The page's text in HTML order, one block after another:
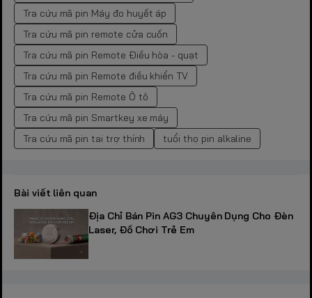
Tra cứu mã pin Máy đo huyết áp
Tra cứu mã pin remote cửa cuốn
Tra cứu mã pin Remote Điều hòa - quạt
Tra cứu mã pin Remote điều khiển TV
Tra cứu mã pin Remote Ô tô
Tra cứu mã pin Smartkey xe máy
Tra cứu mã pin tai trợ thính
tuổi thọ pin alkaline
Bài viết liên quan
Địa Chỉ Bán Pin AG3 Chuyên Dụng Cho Đèn
Laser, Đồ Chơi Trẻ Em